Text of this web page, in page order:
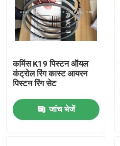
कमिंस K19 पिस्टन ऑयल
कंट्रोल रिंग कास्ट आयरन
पिस्टन रिंग सेट
जांच भेजें